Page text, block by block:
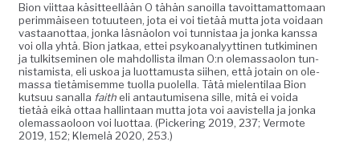
Bion viit­taa käsit­teel­lään O tähän sanoil­la tavoit­ta­mat­tomaan
per­im­mäiseen totu­u­teen, jota ei voi tietää mut­ta jota voidaan
vas­taan­ot­taa, jon­ka läs­näolon voi tun­nistaa ja jon­ka kanssa
voi olla yhtä. Bion jatkaa, ettei psyko­ana­lyyt­ti­nen tutkimi­nen
ja tulk­it­sem­i­nen ole mah­dol­lista ilman O:n ole­mas­saolon tun­
nistamista, eli uskoa ja luot­ta­mus­ta siihen, että jotain on ole­
mas­sa tietämisemme tuol­la puolel­la. Tätä mie­len­ti­laa Bion
kut­suu sanal­la faitheli antau­tu­mise­na sille, mitä ei voi­da
tietää eikä ottaa hallintaan mut­ta jota voi aav­is­tel­la ja jon­ka
ole­mas­saoloon voi luot­taa. (Pick­er­ing 2019, 237; Ver­mote
2019, 152; Klemelä 2020, 253.)